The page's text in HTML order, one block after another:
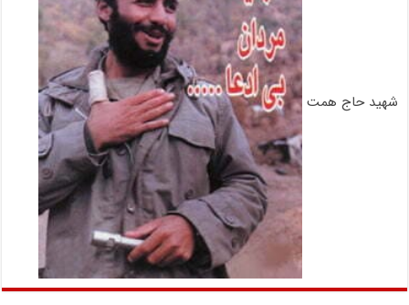
شهید حاج همت